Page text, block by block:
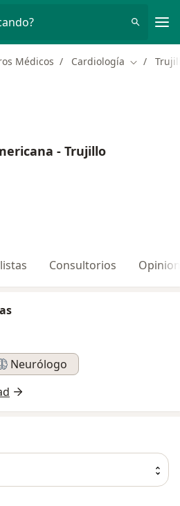
Médicos Cardiología Cambiar
- Trujillo
Consultorios
Neurólogo